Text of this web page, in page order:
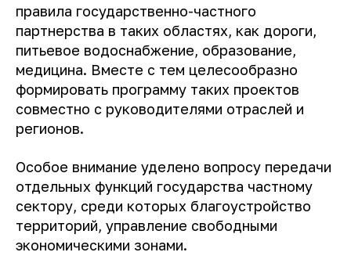
правила государственно-частного
партнерства в таких областях, как дороги,
питьевое водоснабжение, образование,
медицина. Вместе с тем целесообразно
формировать программу таких проектов
совместно с руководителями отраслей и
регионов.
Особое внимание уделено вопросу передачи
отдельных функций государства частному
сектору, среди которых благоустройство
территорий, управление свободными
экономическими зонами.